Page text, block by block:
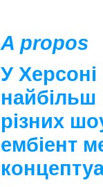
A propos
У
найбільш
різних
ембіент